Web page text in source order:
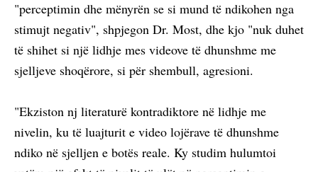
"perceptimin dhe mënyrën se si mund të ndikohen nga
stimujt negativ", shpjegon Dr. Most, dhe kjo "nuk duhet
të shihet si një lidhje mes videove të dhunshme me
sjelljeve shoqërore, si për shembull, agresioni.
"Ekziston nj literaturë kontradiktore në lidhje me
nivelin, ku të luajturit e video lojërave të dhunshme
ndiko në sjelljen e botës reale. Ky studim hulumtoi